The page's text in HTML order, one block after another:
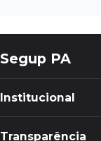
Segup PA
Institucional
Transparência